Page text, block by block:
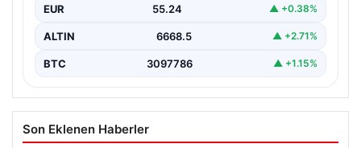
EUR 55.24 ▲ +0.38%
ALTIN 6668.5 ▲ +2.71%
BTC 3097786 ▲ +1.15%
Son Eklenen Haberler